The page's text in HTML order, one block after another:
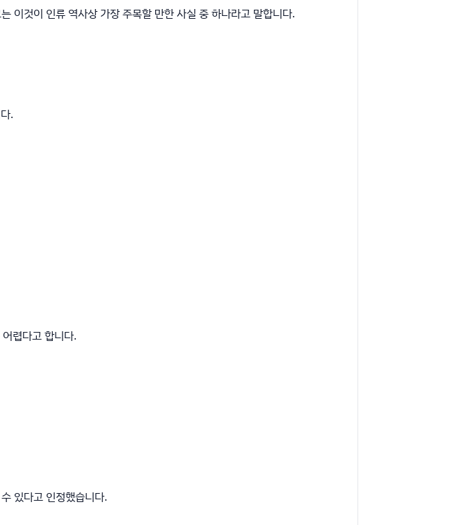
것이 인류 역사상 가장 주목할 만한 사실 중 하나라고 말합니다.
.
렵다고 합니다.
있다고 인정했습니다.